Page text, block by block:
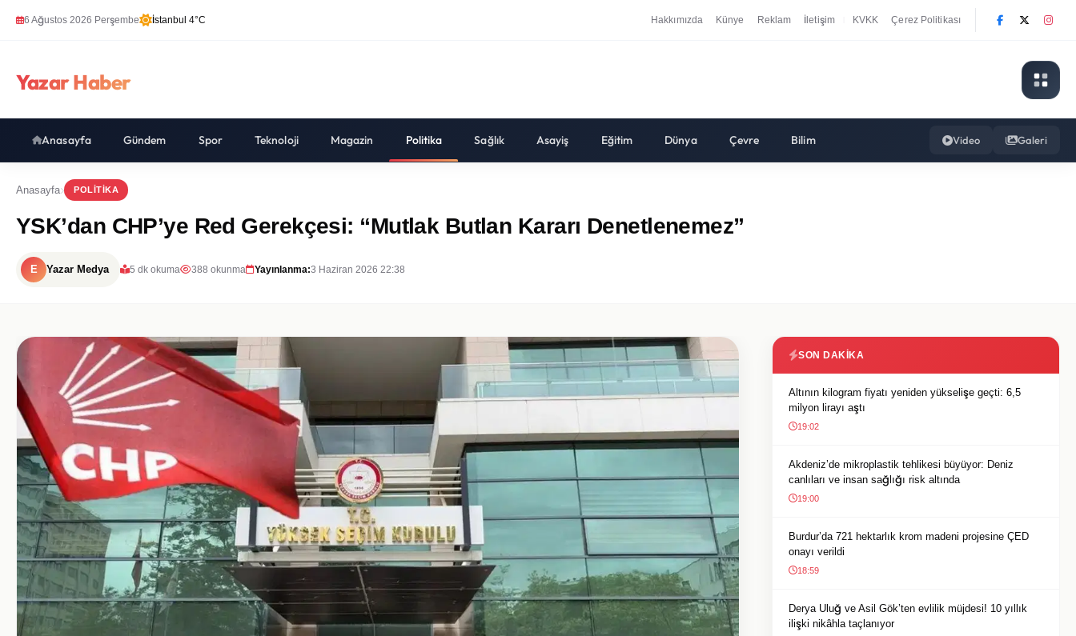
6 Ağustos 2026 Perşembe İstanbul 4°C Hakkımızda Künye Reklam İletişim KVKK Çerez Politikası
Yazar Haber
Anasayfa Gündem Spor Teknoloji Magazin Politika Sağlık Asayiş Eğitim Dünya Çevre Bilim Video Galeri
Anasayfa POLITIKA
YSK’dan CHP’ye Red Gerekçesi: “Mutlak Butlan Kararı Denetlenemez”
E Yazar Medya 5 dk okuma 388 okunma Yayınlanma:3 Haziran 2026 22:38
SON DAKIKA
Altının kilogram fiyatı yeniden yükselişe geçti: 6,5
milyon lirayı aştı
19:02
Akdeniz’de mikroplastik tehlikesi büyüyor: Deniz
canlıları ve insan sağlığı risk altında
19:00
Burdur’da 721 hektarlık krom madeni projesine ÇED
onayı verildi
18:59
Derya Uluğ ve Asil Gök’ten evlilik müjdesi! 10 yıllık
ilişki nikâhla taçlanıyor